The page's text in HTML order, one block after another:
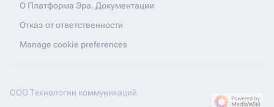
О Платформа Эра. Документации
Отказ от ответственности
Manage cookie preferences
ООО Технологии коммуникаций